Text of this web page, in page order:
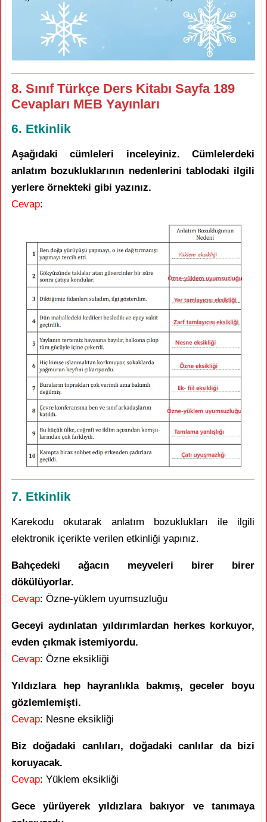
8. Sınıf Türkçe Ders Kitabı Sayfa 189
Cevapları MEB Yayınları
6. Etkinlik
Aşağıdaki cümleleri inceleyiniz. Cümlelerdeki
anlatım bozukluklarının nedenlerini tablodaki ilgili
yerlere örnekteki gibi yazınız.
Cevap:
7. Etkinlik
Karekodu okutarak anlatım bozuklukları ile ilgili
elektronik içerikte verilen etkinliği yapınız.
Bahçedeki ağacın meyveleri birer birer
dökülüyorlar.
Cevap: Özne-yüklem uyumsuzluğu
Geceyi aydınlatan yıldırımlardan herkes korkuyor,
evden çıkmak istemiyordu.
Cevap: Özne eksikliği
Yıldızlara hep hayranlıkla bakmış, geceler boyu
gözlemlemişti.
Cevap: Nesne eksikliği
Biz doğadaki canlıları, doğadaki canlılar da bizi
koruyacak.
Cevap: Yüklem eksikliği
Gece yürüyerek yıldızlara bakıyor ve tanımaya